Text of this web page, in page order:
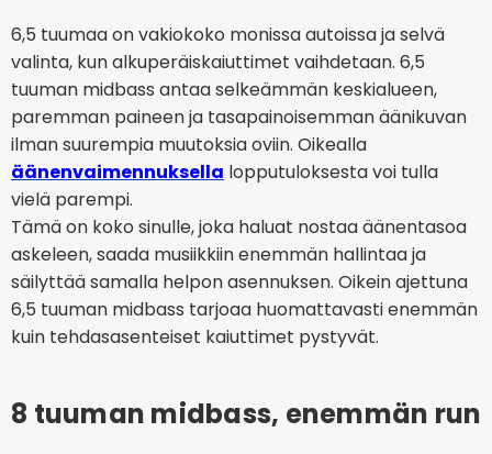
6,5 tuumaa on vakiokoko monissa autoissa ja selvä
valinta, kun alkuperäiskaiuttimet vaihdetaan. 6,5
tuuman midbass antaa selkeämmän keskialueen,
paremman paineen ja tasapainoisemman äänikuvan
ilman suurempia muutoksia oviin. Oikealla
äänenvaimennuksella lopputuloksesta voi tulla
vielä parempi.
Tämä on koko sinulle, joka haluat nostaa äänentasoa
askeleen, saada musiikkiin enemmän hallintaa ja
säilyttää samalla helpon asennuksen. Oikein ajettuna
6,5 tuuman midbass tarjoaa huomattavasti enemmän
kuin tehdasasenteiset kaiuttimet pystyvät.
8 tuuman midbass, enemmän